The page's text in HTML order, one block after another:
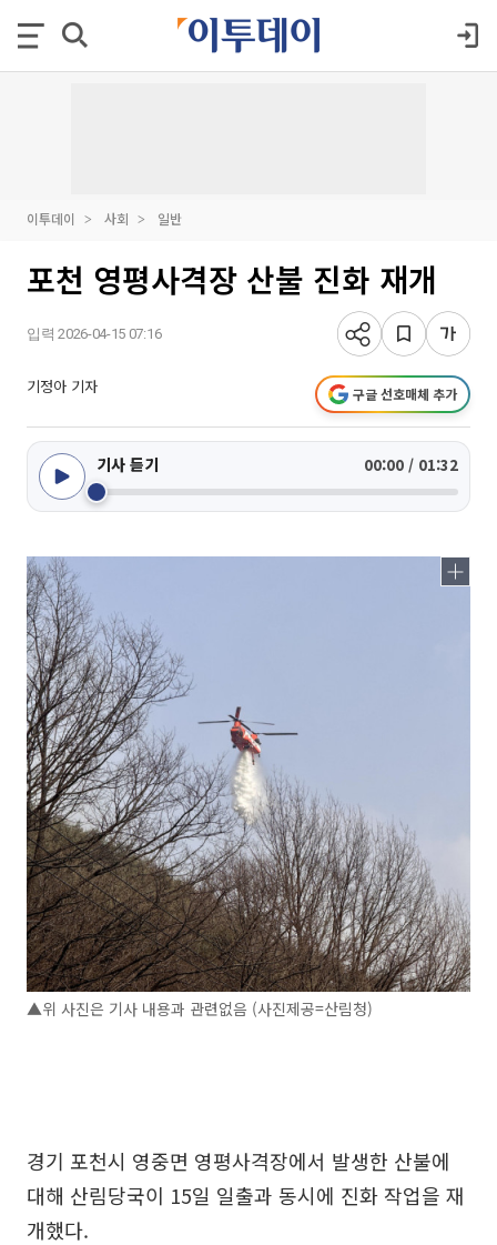
이투데이 사회 일반
포천 영평사격장 산불 진화 재개
입력 2026-04-15 07:16
기정아 기자 구글 선호매체 추가
기사 듣기 00:00 / 01:32
▲위 사진은 기사 내용과 관련없음 (사진제공=산림청)
경기 포천시 영중면 영평사격장에서 발생한 산불에
대해 산림당국이 15일 일출과 동시에 진화 작업을 재
개했다.